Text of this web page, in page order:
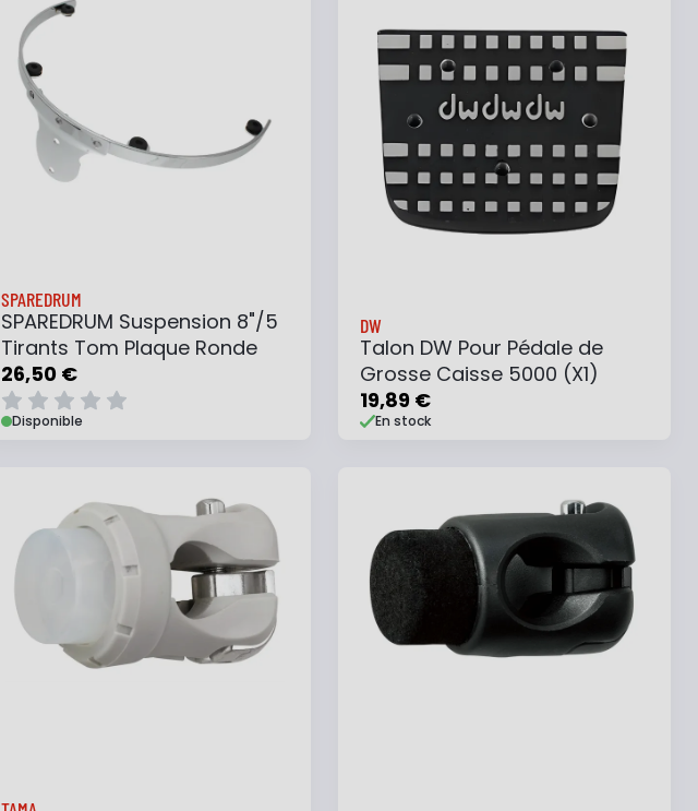
Ajouter au panier Ajouter au panier
Ajouter à ma liste
SPAREDRUM
SPAREDRUM Suspension 8"/5
Tirants Tom Plaque Ronde
26,50 €
Disponible
Ajouter à ma liste
DW
Talon DW Pour Pédale de
Grosse Caisse 5000 (X1)
19,89 €
En stock
Ajouter au panier
Ajouter à ma liste